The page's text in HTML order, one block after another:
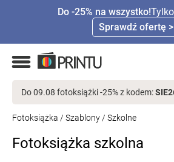
Do -25% na wszystko!
Sprawdź ofertę >
Do 09.08 fotoksiążki -25% z kodem:
Fotoksiążka / Szablony / Szkolne
Fotoksiążka szkolna